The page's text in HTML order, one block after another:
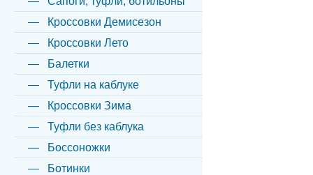
Кроссовки Демисезон
Кроссовки Лето
Балетки
Туфли на каблуке
Кроссовки Зима
Туфли без каблука
Боссоножки
Ботинки